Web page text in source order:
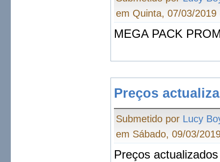
em Quinta, 07/03/2019
MEGA PACK
Preços
Submetido por Lucy
em Sábado, 09/03/
Preços actualizados